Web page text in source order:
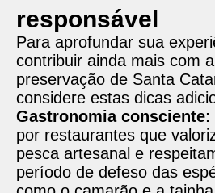
responsável
Para aprofundar sua
contribuir ainda mais com a
preservação de Santa
considere estas dicas
Gastronomia consciente:
por restaurantes que
pesca artesanal e
período de defeso das